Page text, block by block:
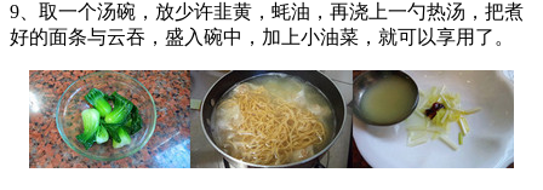
9、取一个汤碗，放少许韭黄，蚝油，再浇上一勺热汤，把煮
好的面条与云吞，盛入碗中，加上小油菜，就可以享用了。